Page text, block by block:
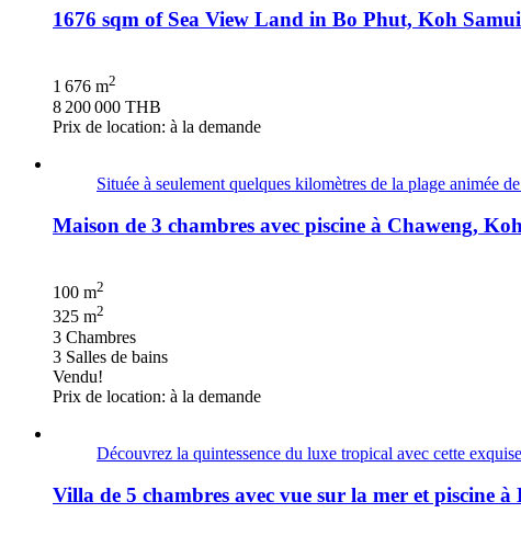
1676 sqm of Sea View Land in Bo Phut, Koh
1 676 m2
8 200 000 THB
Prix de location: à la demande
Située à seulement quelques kilomètres de la plage animée
Maison de 3 chambres avec piscine à Chaweng,
100 m2
325 m2
3 Chambres
3 Salles de bains
Vendu!
Prix de location: à la demande
Découvrez la quintessence du luxe tropical avec cette
Villa de 5 chambres avec vue sur la mer et piscine